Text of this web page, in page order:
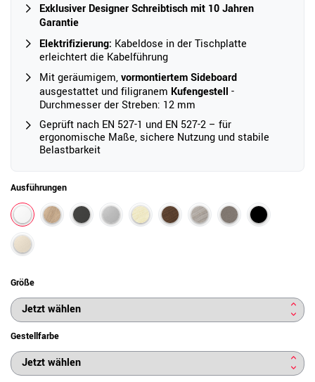
Exklusiver Designer Schreibtisch mit 10 Jahren
Garantie
Elektrifizierung: Kabeldose in der Tischplatte
erleichtert die Kabelführung
Mit geräumigem,vormontiertem Sideboard
ausgestattet und filigranem Kufengestell -
Durchmesser der Streben: 12 mm
Geprüft nach EN 527-1 und EN 527-2 – für
ergonomische Maße, sichere Nutzung und stabile
Belastbarkeit
Ausführungen
Größe
Gestellfarbe